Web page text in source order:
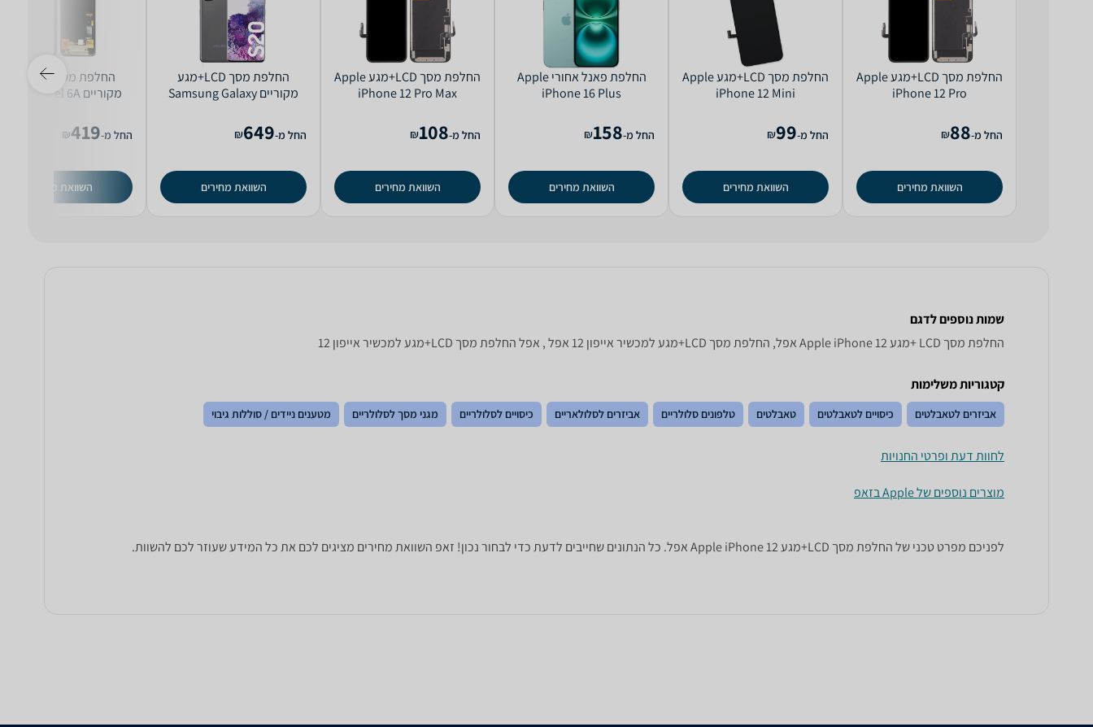
החלפת מסך LCD+מגע Apple
iPhone 12 Pro
החל מ-88
₪
השוואת מחירים
החלפת מסך LCD+מגע Apple
iPhone 12 Mini
החל מ-99
₪
השוואת מחירים
‏החלפת פאנל אחורי Apple
iPhone 16 Plus
החל מ-158
₪
השוואת מחירים
החלפת מסך LCD+מגע Apple
iPhone 12 Pro Max
החל מ-108
₪
השוואת מחירים
החלפת מסך LCD+מגע
מקוריים Samsung Galaxy
החל מ-649
₪
השוואת מחירים
מקוריים Google Pixel 6A
החל מ-419
₪
השוואת מחירים
שמות נוספים לדגם
החלפת מסך LCD +מגע Apple iPhone 12 אפל, החלפת מסך LCD+מגע למכשיר אייפון 12 אפל , אפל החלפת מסך LCD+מגע למכשיר אייפון 12
קטגוריות משלימות
אביזרים לטאבלטים כיסויים לטאבלטים טאבלטים טלפונים סלולריים אביזרים לסלולאריים כיסויים לסלולריים מגני מסך לסלולריים מטענים ניידים / סוללות גיבוי
לחוות דעת ופרטי החנויות
מוצרים נוספים של Apple בזאפ
לפניכם מפרט טכני של החלפת מסך LCD+מגע Apple iPhone 12 אפל. כל הנתונים שחייבים לדעת כדי לבחור נכון! זאפ השוואת מחירים מציגים לכם את כל המידע שעוזר לכם להשוות.